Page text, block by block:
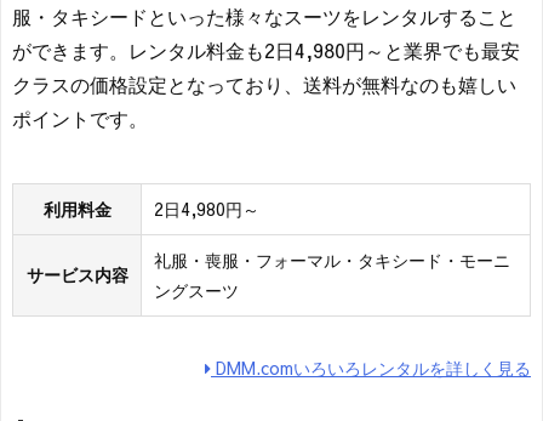
服・タキシードといった様々なスーツをレンタルすること
ができます。レンタル料金も2日4,980円～と業界でも最安
クラスの価格設定となっており、送料が無料なのも嬉しい
ポイントです。
利用料金 2日4,980円～
サービス内容
礼服・喪服・フォーマル・タキシード・モーニ
ングスーツ
DMM.comいろいろレンタルを詳しく見る